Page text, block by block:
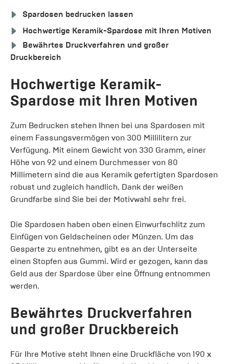
Spardosen bedrucken lassen
Hochwertige Keramik-Spardose mit Ihren Motiven
Bewährtes Druckverfahren und großer
Druckbereich
Hochwertige Keramik-
Spardose mit Ihren Motiven
Zum Bedrucken stehen Ihnen bei uns Spardosen mit
einem Fassungsvermögen von 300 Millilitern zur
Verfügung. Mit einem Gewicht von 330 Gramm, einer
Höhe von 92 und einem Durchmesser von 80
Millimetern sind die aus Keramik gefertigten Spardosen
robust und zugleich handlich. Dank der weißen
Grundfarbe sind Sie bei der Motivwahl sehr frei.
Die Spardosen haben oben einen Einwurfschlitz zum
Einfügen von Geldscheinen oder Münzen. Um das
Gesparte zu entnehmen, gibt es an der Unterseite
einen Stopfen aus Gummi. Wird er gezogen, kann das
Geld aus der Spardose über eine Öffnung entnommen
werden.
Bewährtes Druckverfahren
und großer Druckbereich
Für Ihre Motive steht Ihnen eine Druckfläche von 190 x